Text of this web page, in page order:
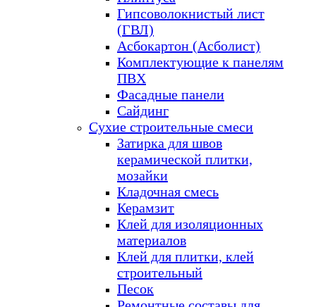
Гипсоволокнистый лист
(ГВЛ)
Асбокартон (Асболист)
Комплектующие к панелям
ПВХ
Фасадные панели
Сайдинг
Сухие строительные смеси
Затирка для швов
керамической плитки,
мозайки
Кладочная смесь
Керамзит
Клей для изоляционных
материалов
Клей для плитки, клей
строительный
Песок